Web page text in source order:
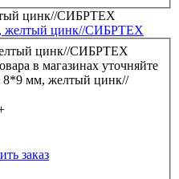
желтый цинк//СИБРТЕХ
в магазинах уточняйте
мм, желтый цинк//
заказ